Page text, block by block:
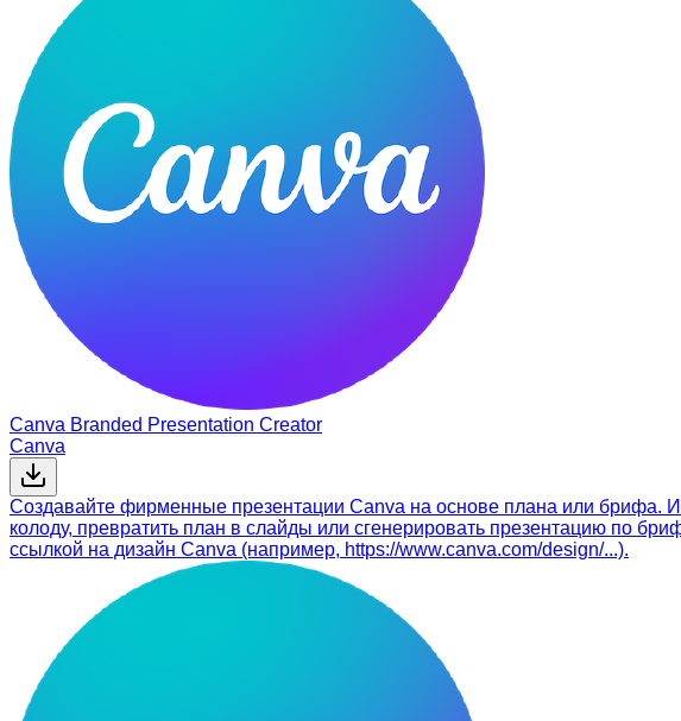
Canva Branded Presentation Creator
Canva
Создавайте фирменные презентации Canva на основе плана или брифа.
колоду, превратить план в слайды или сгенерировать презентацию по
ссылкой на дизайн Canva (например, https://www.canva.com/design/...).